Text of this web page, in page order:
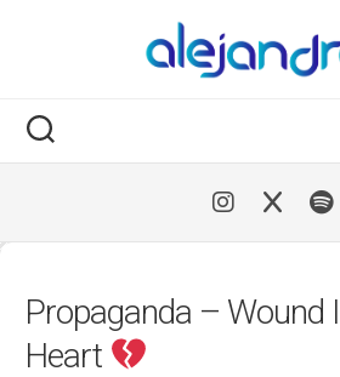
Propaganda – Wound
Heart